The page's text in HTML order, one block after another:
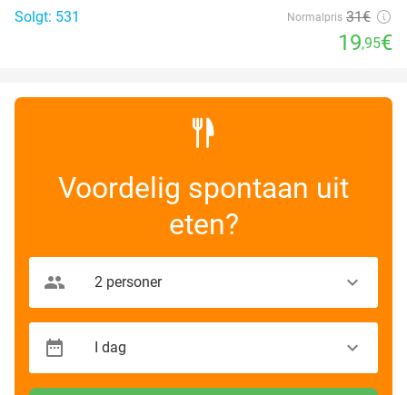
Solgt: 531
Normalpris 31€
19,95€
Voordelig spontaan uit
eten?